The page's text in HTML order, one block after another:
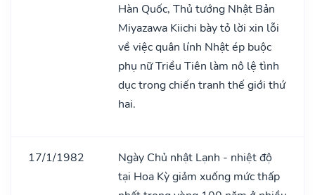
Hàn Quốc, Thủ tướng Nhật Bản
Miyazawa Kiichi bày tỏ lời xin lỗi
về việc quân lính Nhật ép buộc
phụ nữ Triều Tiên làm nô lệ tình
dục trong chiến tranh thế giới thứ
hai.
17/1/1982
Ngày Chủ nhật Lạnh - nhiệt độ
tại Hoa Kỳ giảm xuống mức thấp